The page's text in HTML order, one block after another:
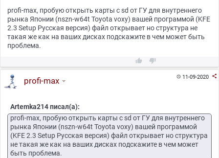
profi-max, пробую открыть карты с sd от ГУ для внутреннего
рынка Японии (nszn-w64t Toyota voxy) вашей программой (KFE
2.3 Setup Русская версия) файл открывает но структура не
такая же как на ваших дисках подскажите в чем может быть
проблема.
 
11-09-2020 
profi-max
Artemka214 писал(а):
profi-max, пробую открыть карты с sd от ГУ для внутреннего
рынка Японии (nszn-w64t Toyota voxy) вашей программой
(KFE 2.3 Setup Русская версия) файл открывает но структура
не такая же как на ваших дисках подскажите в чем может
быть проблема.